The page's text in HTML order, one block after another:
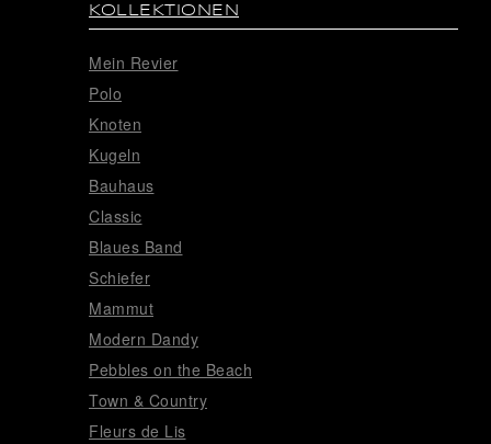
KOLLEKTIONEN
Mein Revier
Polo
Knoten
Kugeln
Bauhaus
Classic
Blaues Band
Schiefer
Mammut
Modern Dandy
Pebbles on the Beach
Town & Country
Fleurs de Lis